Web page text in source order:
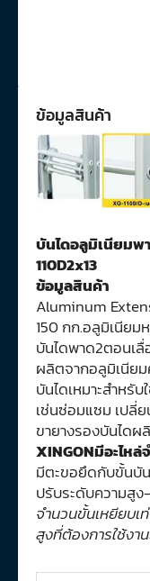
ข้อมูลสินค้า
บันไดอลูมิเนียมพ
110D2x13
ข้อมูลสินค้า
Aluminum
150 กก.อลูมิเนียม
บันไดพาด2ตอนเ
ผลิตจากอลูมิเนีย
บันไดเหมาะสำหรั
เช่นซ่อมแซม เปลี่
ขายางรองบันไดผ
XINGONมีอะไห
มีตะขอยึดกับขั้นบั
ปรับระดับความสูง
จำนวนขั้นเหยียบ
สูงที่ต้องการใช้งา